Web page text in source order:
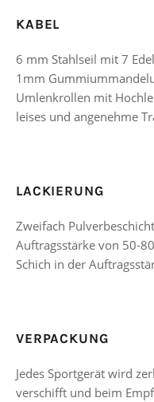
KABEL
6 mm Stahlseil mit 7
1mm
Umlenkrollen mit
leises und angenehme
LACKIERUNG
Zweifach
Auftragsstärke von 50-
Schich in der
VERPACKUNG
Jedes Sportgerät wird
verschifft und beim